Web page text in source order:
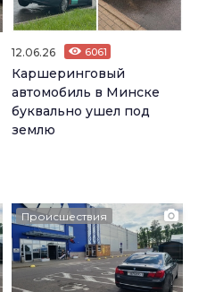
12.06.26 6061
Каршеринговый
автомобиль в Минске
буквально ушел под
землю
Происшествия